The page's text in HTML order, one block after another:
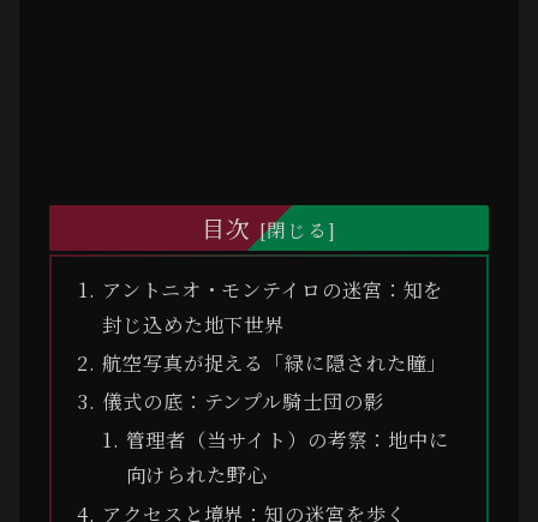
目次
アントニオ・モンテイロの迷宮：知を
封じ込めた地下世界
航空写真が捉える「緑に隠された瞳」
儀式の底：テンプル騎士団の影
管理者（当サイト）の考察：地中に
向けられた野心
アクセスと境界：知の迷宮を歩く